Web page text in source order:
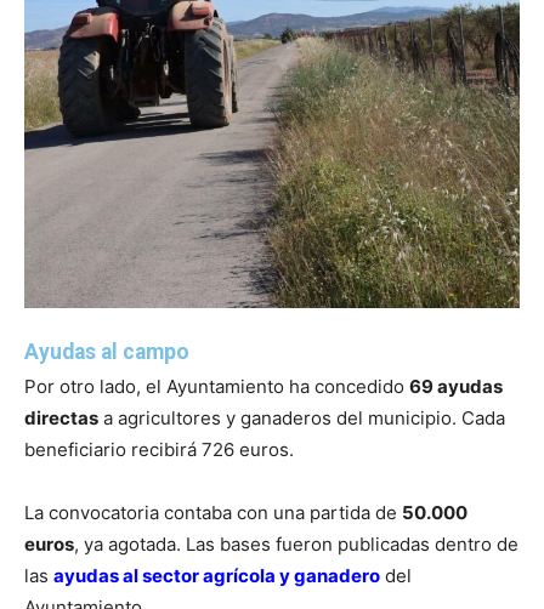
Ayudas al campo
Por otro lado, el Ayuntamiento ha concedido 69 ayudas
directas a agricultores y ganaderos del municipio. Cada
beneficiario recibirá 726 euros.
La convocatoria contaba con una partida de 50.000
euros, ya agotada. Las bases fueron publicadas dentro de
las ayudas al sector agrícola y ganadero del